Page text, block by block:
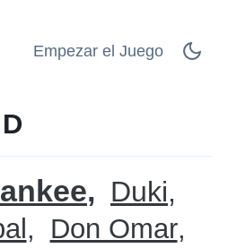
Empezar el Juego
Duki
Don Omar